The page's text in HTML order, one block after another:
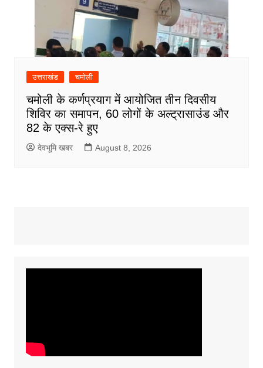
उत्तराखंड चमोली
चमोली के कर्णप्रयाग में आयोजित तीन दिवसीय
शिविर का समापन, 60 लोगों के अल्ट्रासाउंड और
82 के एक्स-रे हुए
देवभूमि खबर August 8, 2026